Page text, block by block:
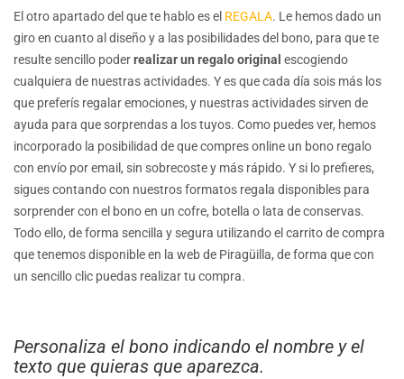
El otro apartado del que te hablo es el REGALA. Le hemos dado un
giro en cuanto al diseño y a las posibilidades del bono, para que te
resulte sencillo poderrealizar un regalo original escogiendo
cualquiera de nuestras actividades. Y es que cada día sois más los
que preferís regalar emociones, y nuestras actividades sirven de
ayuda para que sorprendas a los tuyos. Como puedes ver, hemos
incorporado la posibilidad de que compres online un bono regalo
con envío por email, sin sobrecoste y más rápido. Y si lo prefieres,
sigues contando con nuestros formatos regala disponibles para
sorprender con el bono en un cofre, botella o lata de conservas.
Todo ello, de forma sencilla y segura utilizando el carrito de compra
que tenemos disponible en la web de Piragüilla, de forma que con
un sencillo clic puedas realizar tu compra.
Personaliza el bono indicando el nombre y el
texto que quieras que aparezca.